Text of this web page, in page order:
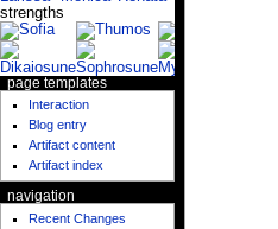
strengths
page templates
Interaction
Blog entry
Artifact content
Artifact index
navigation
Recent Changes